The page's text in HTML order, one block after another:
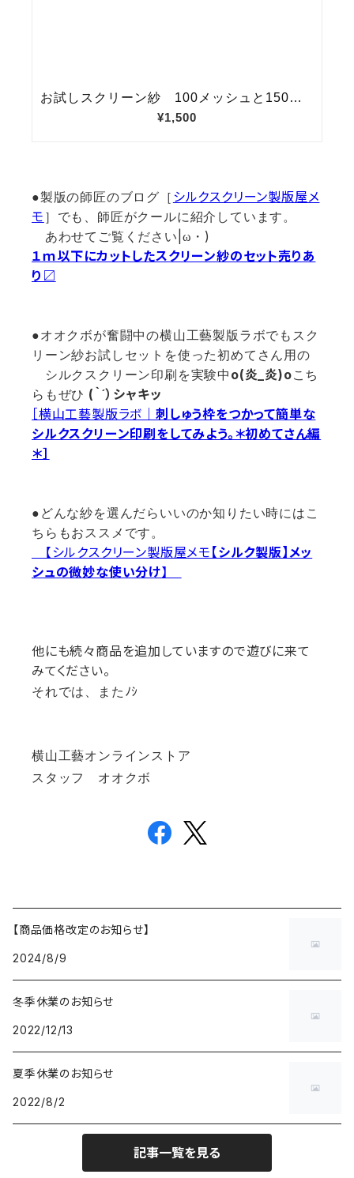
●製版の師匠のブログ［ シルクスクリーン製版屋メ
モ ］でも、師匠がクールに紹介しています。
あわせてご覧ください ω・ )
１ｍ以下にカットしたスクリーン紗のセット売りあ
り〼
●オオクボが奮闘中の横山工藝製版ラボでもスク
リーン紗お試しセットを使った初めてさん用の
シルクスクリーン印刷を実験中 o(炎 炎)oこち
らもぜひ ( ｀´）シャキッ
［横山工藝製版ラボ｜ 刺しゅう枠をつかって簡単な
シルクスクリーン印刷をしてみよう。＊初めてさん編
＊］
●どんな紗を選んだらいいのか知りたい時にはこ
ちらもおススメです。
【シルクスクリーン製版屋メモ 【シルク製版】メッ
シュの微妙な使い分け】
他にも続々商品を追加していますので遊びに来て
みてください。
それでは、またﾉｼ
横山工藝オンラインストア
スタッフ オオクボ
【商品価格改定のお知らせ】
2024/8/9
冬季休業のお知らせ
2022/12/13
夏季休業のお知らせ
2022/8/2
記事一覧を見る